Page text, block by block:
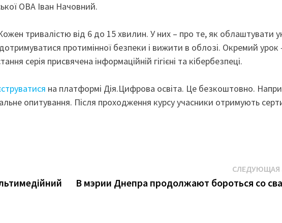
ОВА Іван Начовний.
тривалістю від 6 до 15 хвилин. У них – про те, як облаштувати
протимінної безпеки і вижити в облозі. Окремий урок
серія присвячена інформаційній гігієні та кібербезпеці.
на платформі Дія.Цифрова освіта. Це безкоштовно.
опитування. Після проходження курсу учасники отримують
СЛЕДУЮЩАЯ
В мэрии Днепра продолжают бороться со